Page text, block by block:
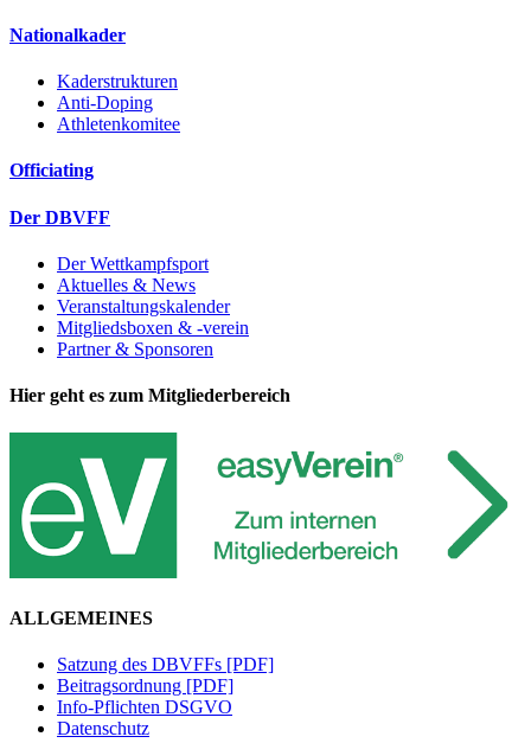
Nationalkader
Kaderstrukturen
Anti-Doping
Athletenkomitee
Officiating
Der DBVFF
Der Wettkampfsport
Aktuelles & News
Veranstaltungskalender
Mitgliedsboxen & -verein
Partner & Sponsoren
Hier geht es zum Mitgliederbereich
ALLGEMEINES
Satzung des DBVFFs [PDF]
Beitragsordnung [PDF]
Info-Pflichten DSGVO
Datenschutz